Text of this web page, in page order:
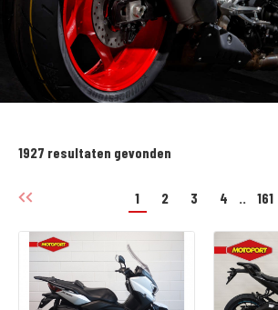
1927 resultaten gevonden
1 2 3 4 .. 161